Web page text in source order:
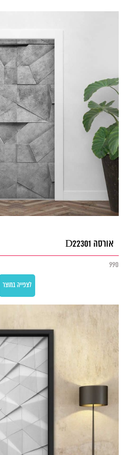
אורסה D22301
990
לצפייה במוצר